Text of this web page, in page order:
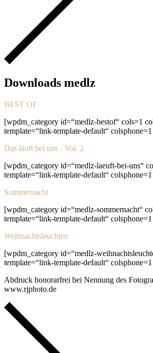
Downloads medlz
BEST OF
[wpdm_category id=“medlz-bestof“ cols=1
template=“link-template-default“
Das läuft bei uns - Vol. 2
[wpdm_category id=“medlz-laeuft-bei-uns“
template=“link-template-default“
Sommernacht
[wpdm_category id=“medlz-sommernacht“
template=“link-template-default“
Weihnachtsleuchten
[wpdm_category id=“medlz-
template=“link-template-default“
Abdruck honorarfrei bei Nennung des
www.rjphoto.de